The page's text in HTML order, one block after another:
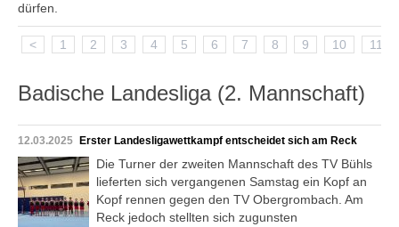
dürfen.
< 1 2 3 4 5 6 7 8 9 10 11
Badische Landesliga (2. Mannschaft)
12.03.2025 Erster Landesligawettkampf entscheidet sich am Reck
Die Turner der zweiten Mannschaft des TV Bühls
lieferten sich vergangenen Samstag ein Kopf an
Kopf rennen gegen den TV Obergrombach. Am
Reck jedoch stellten sich zugunsten